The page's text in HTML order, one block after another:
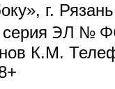
г.
ЭЛ №
К.М.
e-mail)